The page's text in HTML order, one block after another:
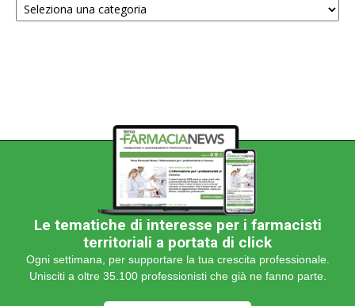
una
Le tematiche di interesse per i farmacisti
territoriali a portata di click
Ogni settimana, per supportare la tua crescita professionale.
Unisciti a oltre 35.100 professionisti che già ne fanno parte.